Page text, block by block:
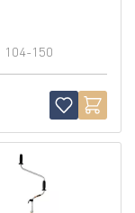
104-150